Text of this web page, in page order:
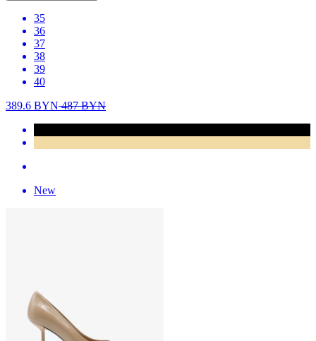
35
36
37
38
39
40
389.6 BYN487BYN
New